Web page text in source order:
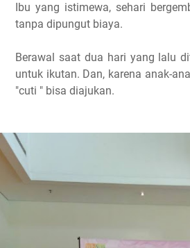
Ibu yang istimewa, sehari
tanpa dipungut biaya.
Berawal saat dua hari yang lalu
untuk ikutan. Dan, karena anak-
"cuti " bisa diajukan.